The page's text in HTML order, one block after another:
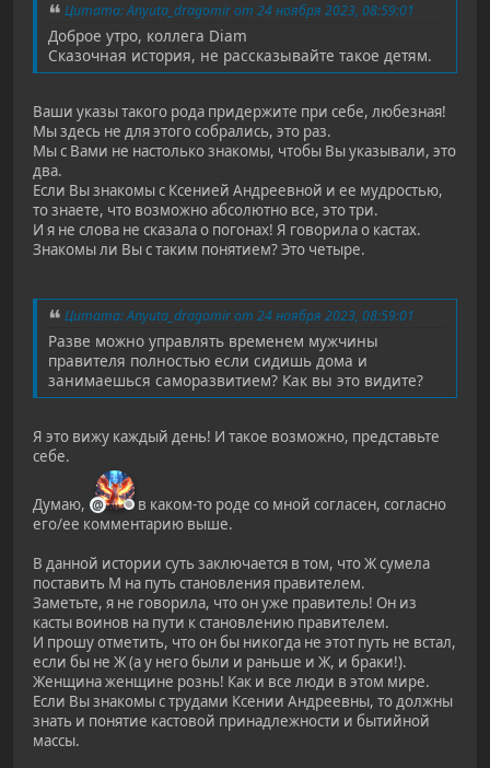
Цитата: Anyuta_dragomir от 24 ноября 2023, 08:59:01
Доброе утро, коллега Diam
Сказочная история, не рассказывайте такое детям.
Ваши указы такого рода придержите при себе, любезная!
Мы здесь не для этого собрались, это раз.
Мы с Вами не настолько знакомы, чтобы Вы указывали, это
два.
Если Вы знакомы с Ксенией Андреевной и ее мудростью,
то знаете, что возможно абсолютно все, это три.
И я не слова не сказала о погонах! Я говорила о кастах.
Знакомы ли Вы с таким понятием? Это четыре.
Цитата: Anyuta_dragomir от 24 ноября 2023, 08:59:01
Разве можно управлять временем мужчины
правителя полностью если сидишь дома и
занимаешься саморазвитием? Как вы это видите?
Я это вижу каждый день! И такое возможно, представьте
себе.
Думаю,
в каком-то роде со мной согласен, согласно
его/ее комментарию выше.
В данной истории суть заключается в том, что Ж сумела
поставить М на путь становления правителем.
Заметьте, я не говорила, что он уже правитель! Он из
касты воинов на пути к становлению правителем.
И прошу отметить, что он бы никогда не этот путь не встал,
если бы не Ж (а у него были и раньше и Ж, и браки!).
Женщина женщине рознь! Как и все люди в этом мире.
Если Вы знакомы с трудами Ксении Андреевны, то должны
знать и понятие кастовой принадлежности и бытийной
массы.